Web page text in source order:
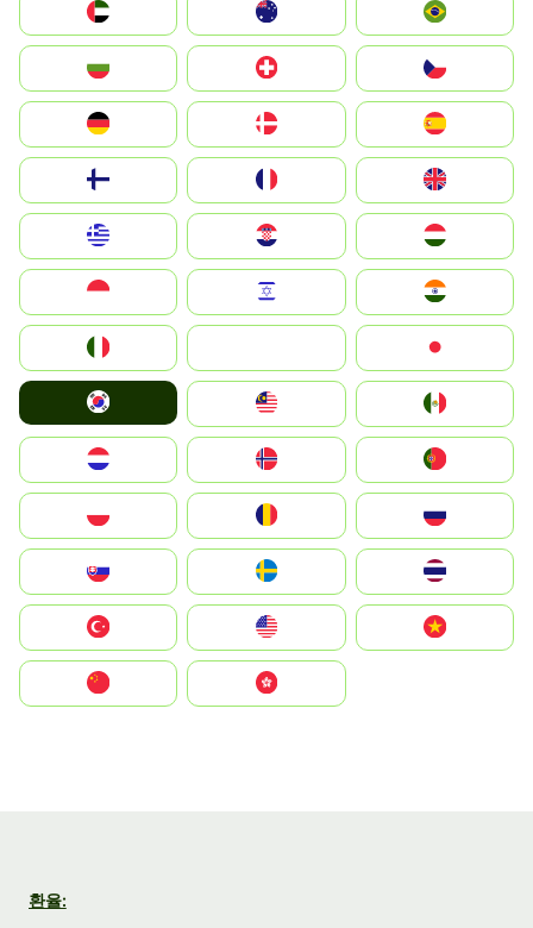
الإمارات العربية المتحدة
Switzerland
Deutschland
United Kingdom
Magyarország
South Korea
United States
中國香港特別行政區
환율: